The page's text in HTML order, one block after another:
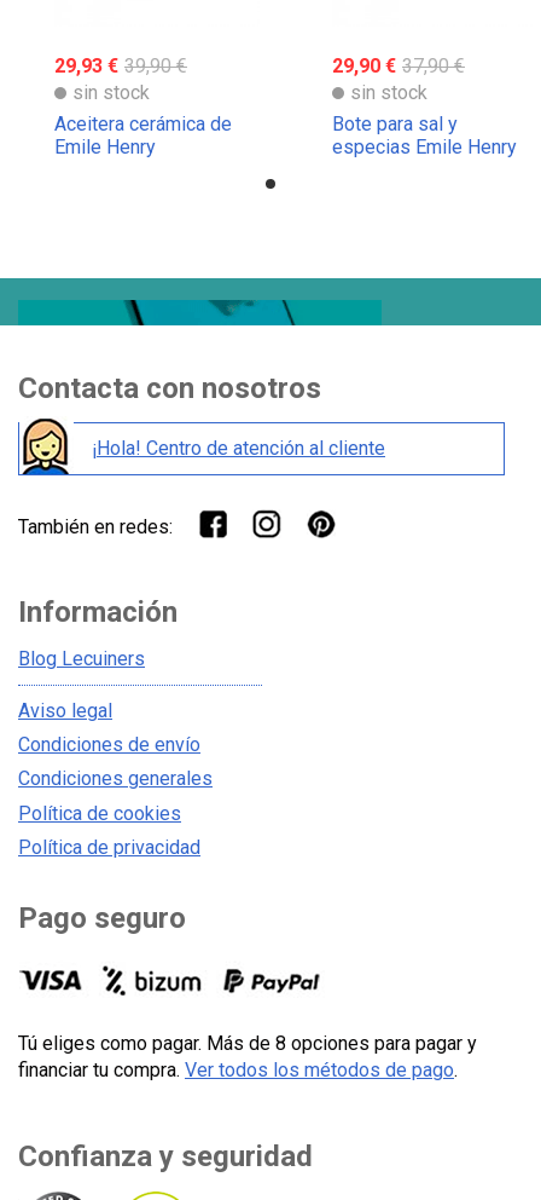
29,93 € 39,90 €
sin stock
Aceitera cerámica de
Emile Henry
29,90 € 37,90 €
sin stock
Bote para sal y
especias Emile Henry
Contacta con nosotros
¡Hola! Centro de atención al cliente
También en redes:
Información
Blog Lecuiners
Aviso legal
Condiciones de envío
Condiciones generales
Política de cookies
Política de privacidad
Pago seguro
Tú eliges como pagar. Más de 8 opciones para pagar y
financiar tu compra. Ver todos los métodos de pago.
Confianza y seguridad